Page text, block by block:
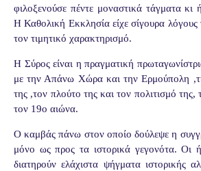
φιλοξενούσε πέντε μοναστικά τάγματα κι
Η Καθολική Εκκλησία είχε σίγουρα λόγους
τον τιμητικό χαρακτηρισμό.
Η Σύρος είναι η πραγματική
με την Απάνω Χώρα και την Ερμούπολη
της ,τον πλούτο της και τον πολιτισμό της,
τον 19ο αιώνα.
Ο καμβάς πάνω στον οποίο δούλεψε η
μόνο ως προς τα ιστορικά γεγονότα. Οι
διατηρούν ελάχιστα ψήγματα ιστορικής